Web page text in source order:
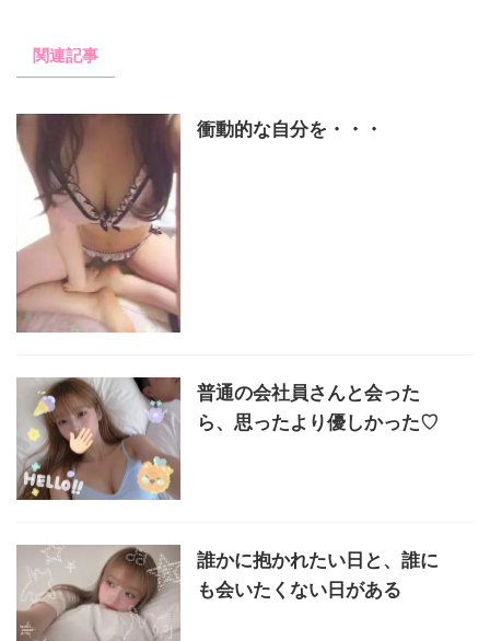
関連記事
衝動的な自分を・・・
普通の会社員さんと会った
ら、思ったより優しかった♡
誰かに抱かれたい日と、誰に
も会いたくない日がある